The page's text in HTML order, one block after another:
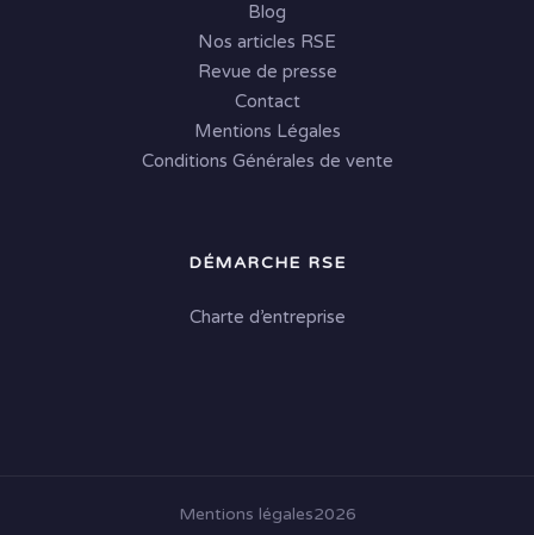
Blog
Nos articles RSE
Revue de presse
Contact
Mentions Légales
Conditions Générales de vente
DÉMARCHE RSE
Charte d’entreprise
Mentions légales2026